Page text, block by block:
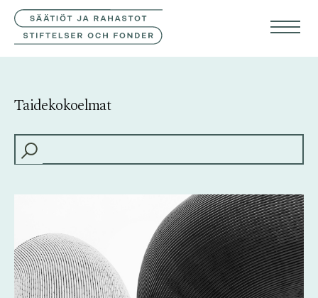
SVE
ENG
Taidekokoelmat
HAKU: